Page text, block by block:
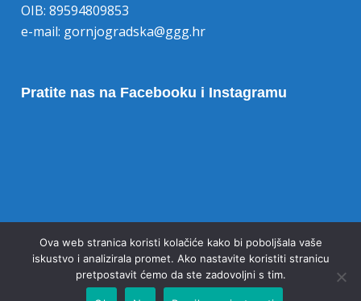
OIB: 89594809853
e-mail: gornjogradska@ggg.hr
Pratite nas na Facebooku i Instagramu
Ova web stranica koristi kolačiće kako bi poboljšala vaše
iskustvo i analizirala promet. Ako nastavite koristiti stranicu
pretpostavit ćemo da ste zadovoljni s tim.